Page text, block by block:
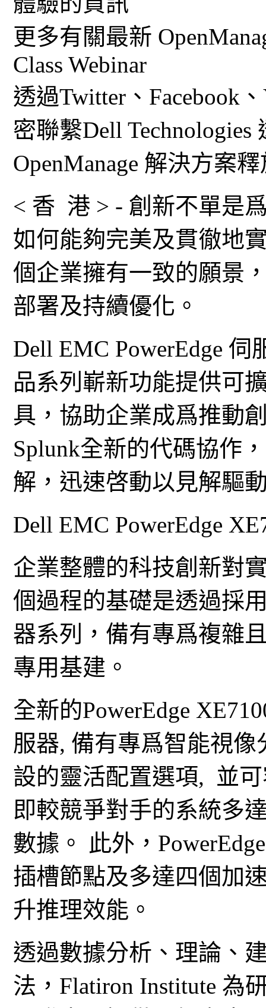
更多有關最新
Class Webinar
透過Twitter、Facebook
密聯繫Dell Technologies
OpenManage 解決方案
< 香 港 > - 創新不單是
如何能夠完美及貫徹地
個企業擁有一致的願景
部署及持續優化。
Dell EMC PowerEdge 伺
品系列嶄新功能提供可
具，協助企業成爲推動
Splunk全新的代碼協作
解，迅速啓動以見解驅
Dell EMC PowerEdge
企業整體的科技創新對
個過程的基礎是透過採
器系列，備有專爲複雜
專用基建。
全新的PowerEdge
服器, 備有專爲智能視
設的靈活配置選項, 並
即較競爭對手的系統多
數據。 此外，
插槽節點及多達四個加
升推理效能。
透過數據分析、理論、
法，Flatiron Institute 為